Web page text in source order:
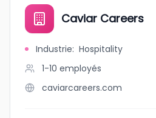
Caviar Careers
Industrie: Hospitality
1-10 employés
caviarcareers.com